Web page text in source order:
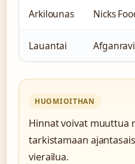
Arkilounas Nicks
Lauantai
HUOMIOITHAN
Hinnat voivat muuttua
tarkistamaan
vierailua.